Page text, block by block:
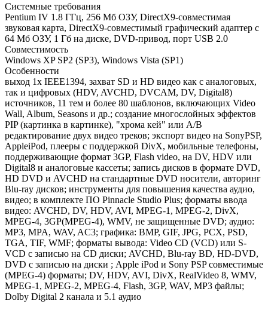
Системные требования
Pentium IV 1.8 ГГц, 256 Мб ОЗУ, DirectX9-совместимая
звуковая карта, DirectX9-совместимый графический адаптер с
64 Мб ОЗУ, 1 Гб на диске, DVD-привод, порт USB 2.0
Совместимость
Windows XP SP2 (SP3), Windows Vista (SP1)
Особенности
выход 1x IEEE1394, захват SD и HD видео как c аналоговых,
так и цифровых (HDV, AVCHD, DVCAM, DV, Digital8)
источников, 11 тем и более 80 шаблонов, включающих Video
Wall, Album, Seasons и др.; создание многослойных эффектов
PIP (картинка в картинке), "хрома кей" или A/B
редактирование двух видео треков; экспорт видео на SonyPSP,
AppleiPod, плееры с поддержкой DivX, мобильные телефоны,
поддерживающие формат 3GP, Flash video, на DV, HDV или
Digital8 и аналоговые кассеты; запись дисков в формате DVD,
HD DVD и AVCHD на стандартные DVD носители, авторинг
Blu-ray дисков; инструменты для повышения качества аудио,
видео; в комплекте ПО Pinnacle Studio Plus; форматы ввода
видео: AVCHD, DV, HDV, AVI, MPEG-1, MPEG-2, DivX,
MPEG-4, 3GP(MPEG-4), WMV, не защищенные DVD; аудио:
MP3, MPA, WAV, AC3; графика: BMP, GIF, JPG, PCX, PSD,
TGA, TIF, WMF; форматы вывода: Video CD (VCD) или S-
VCD с записью на CD диски; AVCHD, Blu-ray BD, HD-DVD,
DVD с записью на диски ; Apple iPod и Sony PSP совместимые
(MPEG-4) форматы; DV, HDV, AVI, DivX, RealVideo 8, WMV,
MPEG-1, MPEG-2, MPEG-4, Flash, 3GP, WAV, MP3 файлы;
Dolby Digital 2 канала и 5.1 аудио